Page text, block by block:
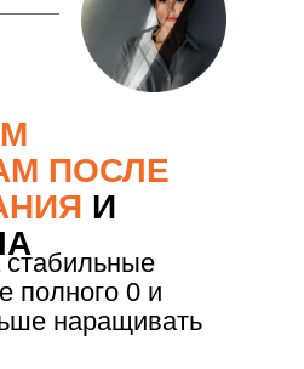
стабильные
полного 0 и
наращивать
ПОСЛЕ
И